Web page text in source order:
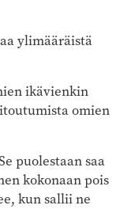
ylimääräistä
ikävienkin
omien
puolestaan saa
kokonaan pois
kun sallii ne